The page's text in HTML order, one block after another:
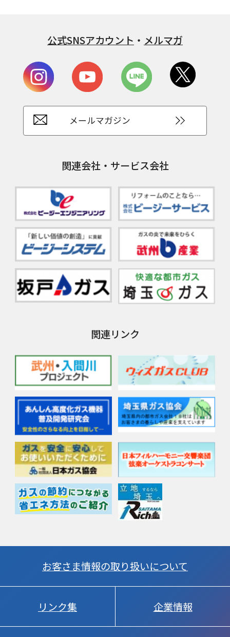
公式SNSアカウント ・ メルマガ
メールマガジン
関連会社・サービス会社
関連リンク
お客さま情報の取り扱いについて
リンク集 企業情報